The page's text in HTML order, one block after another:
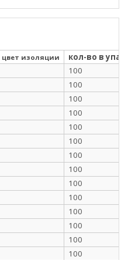
цвет изоляции кол-во в
100
100
100
100
100
100
100
100
100
100
100
100
100
100